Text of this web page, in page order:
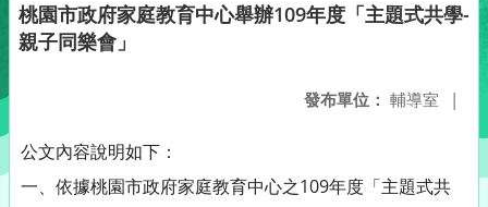
桃園市政府家庭教育中心舉辦109年度「主題式共學-
親子同樂會」
發布單位： 輔導室 |
公文內容說明如下：
一、依據桃園市政府家庭教育中心之109年度「主題式共